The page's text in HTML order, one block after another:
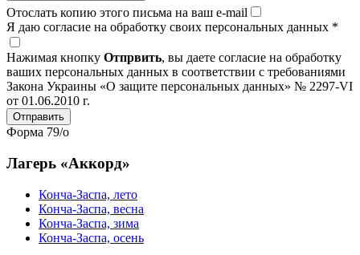
Отослать копию этого письма на ваш e-mail
Я даю согласие на обработку своих персональных данных *
Нажимая кнопку Отпрвить, вы даете согласие на обработку
ваших персональных данных в соответствии с требованиями
Закона Украины «О защите персональных данных» № 2297-VI
от 01.06.2010 г.
Форма 79/о
Лагерь «Аккорд»
Конча-Заспа, лето
Конча-Заспа, весна
Конча-Заспа, зима
Конча-Заспа, осень